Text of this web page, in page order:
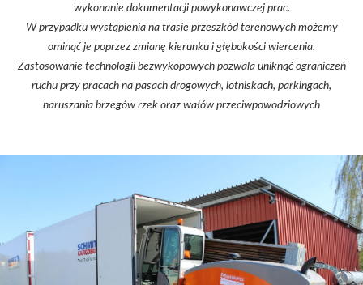
wykonanie dokumentacji powykonawczej prac.
W przypadku wystąpienia na trasie przeszkód terenowych możemy
ominąć je poprzez zmianę kierunku i głębokości wiercenia.
Zastosowanie technologii bezwykopowych pozwala uniknąć ograniczeń
ruchu przy pracach na pasach drogowych, lotniskach, parkingach,
naruszania brzegów rzek oraz wałów przeciwpowodziowych